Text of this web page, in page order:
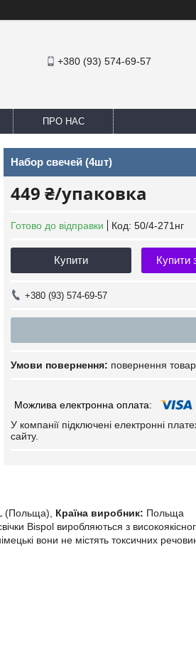
+380 (93) 574-69-57
ПРО НАС
Набор свечей (4шт)
449 ₴/упаковка
Готово до відправки Код: 50/4-271нг
Купити Купити
+380 (93) 574-69-57
повернення
У компанії підключені електронні
сайту.
(Польща), Країна виробник: Польща
Bispol виробляються з
вони не містять токсичних